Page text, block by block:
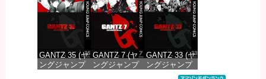
価格：¥100 価格：¥100 価格：¥100
GANTZ 35 (ヤ
ングジャンプ
GANTZ 7 (ヤ
ングジャンプ
GANTZ 33 (ヤ
ングジャンプ
コミックス